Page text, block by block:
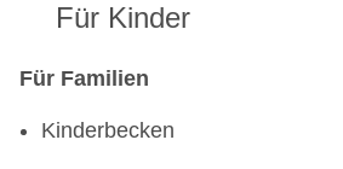
Für Kinder
Für Familien
Kinderbecken